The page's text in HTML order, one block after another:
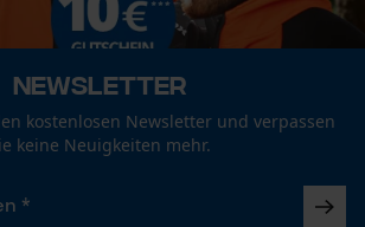
Newsletter
kostenlosen Newsletter und verpassen
keine Neuigkeiten mehr.